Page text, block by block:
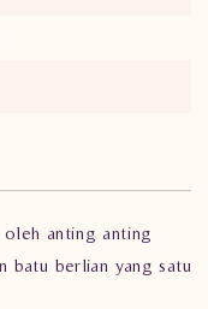
anting anting
batu berlian yang satu